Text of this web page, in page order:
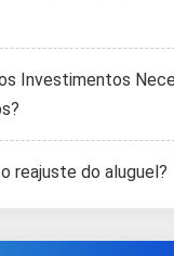
Investimentos
reajuste do aluguel?